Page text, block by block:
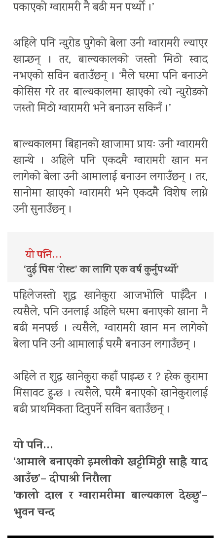
पकाएको ग्वारामरी नै बढी मन पर्थ्याे ।’
अहिले पनि न्युरोड पुगेको बेला उनी ग्वारामरी ल्याएर
खान्छन् । तर, बाल्यकालको जस्तो मिठो स्वाद
नभएको सविन बताउँछन् । ‘मैले घरमा पनि बनाउने
कोसिस गरे तर बाल्यकालमा खाएको त्यो न्युरोडको
जस्तो मिठो ग्वारामरी भने बनाउन सकिनँ ।’
बाल्यकालमा बिहानको खाजामा प्रायः उनी ग्वारामरी
खान्थे । अहिले पनि एकदमै ग्वारामरी खान मन
लागेको बेला उनी आमालाई बनाउन लगाउँछन् । तर,
सानोमा खाएको ग्वारामरी भने एकदमै विशेष लाग्ने
उनी सुनाउँछन् ।
यो पनि…
‘दुई पिस ‘रोस्ट’ का लागि एक वर्ष कुर्नुपर्थ्यो’
पहिलेजस्तो शुद्ध खानेकुरा आजभोलि पाइँदैन ।
त्यसैले, पनि उनलाई अहिले घरमा बनाएको खाना नै
बढी मनपर्छ । त्यसैले, ग्वारामरी खान मन लागेको
बेला पनि उनी आमालाई घरमै बनाउन लगाउँछन् ।
अहिले त शुद्ध खानेकुरा कहाँ पाइन्छ र ? हरेक कुरामा
मिसावट हुन्छ । त्यसैले, घरमै बनाएको खानेकुरालाई
बढी प्राथमिकता दिनुपर्ने सविन बताउँछन् ।
यो पनि…
‘आमाले बनाएको इमलीको खट्टीमिठ्ठी साह्रै याद
आउँछ’– दीपाश्री निरौला
‘कालो दाल र ग्वारामरीमा बाल्यकाल देख्छु’–
भुवन चन्द